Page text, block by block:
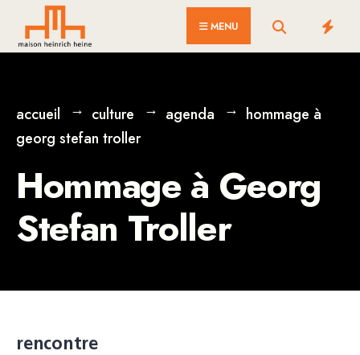
MENU
accueil culture agenda
hommage à
georg stefan troller
Hommage à Georg
Stefan Troller
rencontre